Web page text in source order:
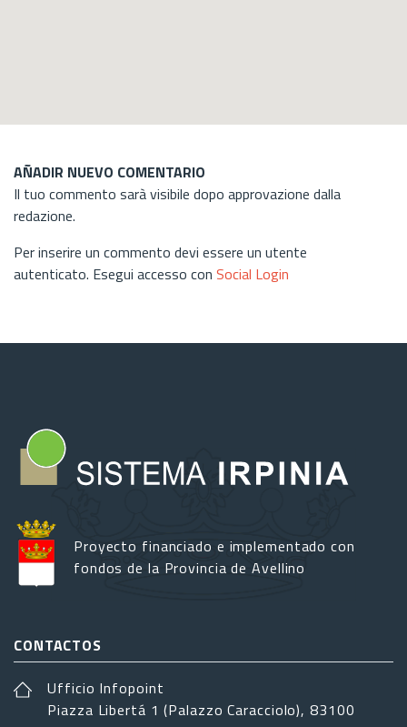
AÑADIR NUEVO COMENTARIO
Il tuo commento sarà visibile dopo approvazione dalla
redazione.
Per inserire un commento devi essere un utente
autenticato. Esegui accesso con Social Login
Proyecto financiado e implementado con
fondos de la Provincia de Avellino
CONTACTOS
Ufficio Infopoint
Piazza Libertá 1 (Palazzo Caracciolo), 83100